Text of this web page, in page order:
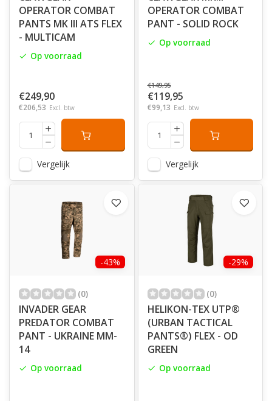
OPERATOR COMBAT
PANTS MK III ATS FLEX
- MULTICAM
Op voorraad
€249,90
€206,53 Excl. btw
Vergelijk
OPERATOR COMBAT
PANT - SOLID ROCK
Op voorraad
€149,95
€119,95
€99,13 Excl. btw
Vergelijk
-43%
(0)
INVADER GEAR
PREDATOR COMBAT
PANT - UKRAINE MM-
14
Op voorraad
-29%
(0)
HELIKON-TEX UTP®
(URBAN TACTICAL
PANTS®) FLEX - OD
GREEN
Op voorraad